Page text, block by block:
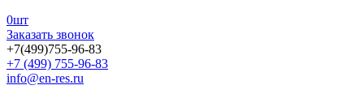
0шт
Заказать звонок
+7(499)755-96-83
+7 (499) 755-96-83
info@en-res.ru